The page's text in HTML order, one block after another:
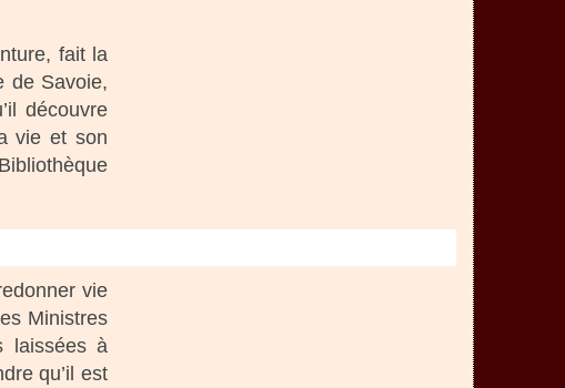
fait la
de Savoie,
découvre
vie et son
vie
Ministres
laissées à
qu’il est